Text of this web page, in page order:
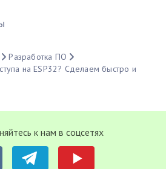
Разработка ПО
на ESP32? Сделаем быстро и
к нам в соцсетях